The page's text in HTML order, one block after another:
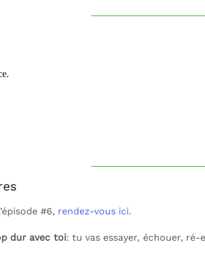
#6, rendez-vous ici.
dur avec toi: tu vas essayer, échouer,